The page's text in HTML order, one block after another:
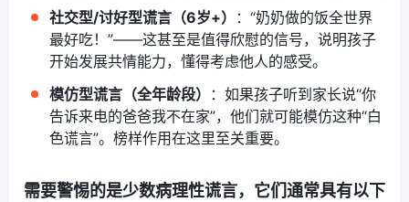
社交型/讨好型谎言（6岁+）
：“奶奶做的饭全世界
最好吃！”——这甚至是值得欣慰的信号，说明孩子
开始发展共情能力，懂得考虑他人的感受。
模仿型谎言（全年龄段）
：如果孩子听到家长说“你
告诉来电的爸爸我不在家”，他们就可能模仿这种“白
色谎言”。榜样作用在这里至关重要。
需要警惕的是少数病理性谎言，它们通常具有以下